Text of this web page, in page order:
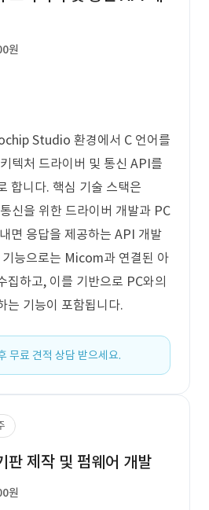
원
Studio 환경에서 C 언어를
텍처 드라이버 및 통신 API를
합니다. 핵심 기술 스택은
신을 위한 드라이버 개발과 PC
면 응답을 제공하는 API 개발
능으로는 Micom과 연결된 아
집하고, 이를 기반으로 PC와의
는 기능이 포함됩니다.
무료 견적 상담 받으세요.
판 제작 및 펌웨어 개발
원